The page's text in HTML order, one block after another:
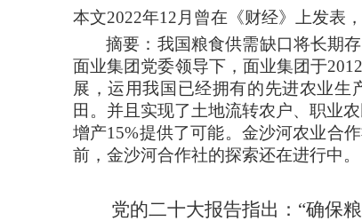
本文2022年12月曾在《财经》上发表
摘要：我国粮食供需缺口将长期
面业集团党委领导下，面业集团于
展，运用我国已经拥有的先进农业生
田。并且实现了土地流转农户、职业
增产15%提供了可能。金沙河农业合
前， 金沙河合作社的探索还在进行中。
党的二十大报告指出： “确保